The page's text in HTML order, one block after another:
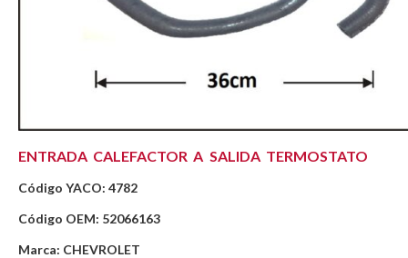
ENTRADA CALEFACTOR A SALIDA TERMOSTATO
Código YACO: 4782
Código OEM: 52066163
Marca: CHEVROLET